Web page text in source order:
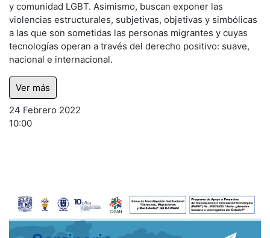
y comunidad LGBT. Asimismo, buscan exponer las
violencias estructurales, subjetivas, objetivas y simbólicas
a las que son sometidas las personas migrantes y cuyas
tecnologías operan a través del derecho positivo: suave,
nacional e internacional.
Ver más
24 Febrero 2022
10:00